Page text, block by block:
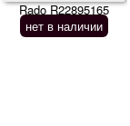
Rado R22895165
нет в наличии